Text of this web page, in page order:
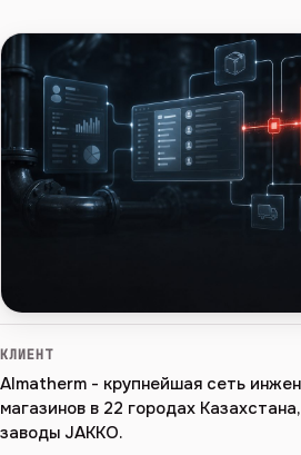
КЛИЕНТ
Almatherm - крупнейшая сеть
магазинов в 22 городах
заводы JAKKO.